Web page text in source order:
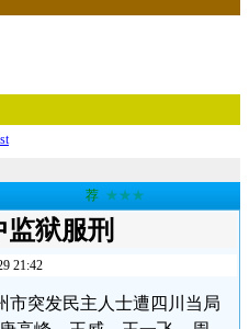
荐 ★★★
狱服刑
21:42
市突发民主人士遭四川当局